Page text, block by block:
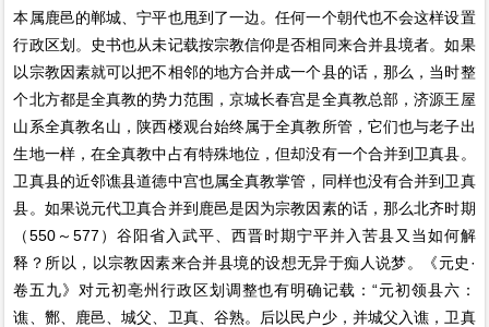
本属鹿邑的郸城、宁平也甩到了一边。任何一个朝代也不会这样设置
行政区划。史书也从未记载按宗教信仰是否相同来合并县境者。如果
以宗教因素就可以把不相邻的地方合并成一个县的话，那么，当时整
个北方都是全真教的势力范围，京城长春宫是全真教总部，济源王屋
山系全真教名山，陕西楼观台始终属于全真教所管，它们也与老子出
生地一样，在全真教中占有特殊地位，但却没有一个合并到卫真县。
卫真县的近邻谯县道德中宫也属全真教掌管，同样也没有合并到卫真
县。如果说元代卫真合并到鹿邑是因为宗教因素的话，那么北齐时期
（550～577）谷阳省入武平、西晋时期宁平并入苦县又当如何解
释？所以，以宗教因素来合并县境的设想无异于痴人说梦。《元史·
卷五九》对元初亳州行政区划调整也有明确记载：“元初领县六：
谯、酂、鹿邑、城父、卫真、谷熟。后以民户少，并城父入谯，卫真